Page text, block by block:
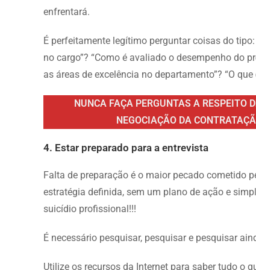
enfrentará.
É perfeitamente legítimo perguntar coisas do
no cargo”? “Como é avaliado o desempenho do
as áreas de excelência no departamento”? “O
NUNCA FAÇA PERGUNTAS A RESPEITO
NEGOCIAÇÃO DA
4. Estar preparado para a entrevista
Falta de preparação é o maior pecado cometido
estratégia definida, sem um plano de ação e
suicídio profissional!!!
É necessário pesquisar, pesquisar e pesquisar
Utilize os recursos da Internet para saber tudo o